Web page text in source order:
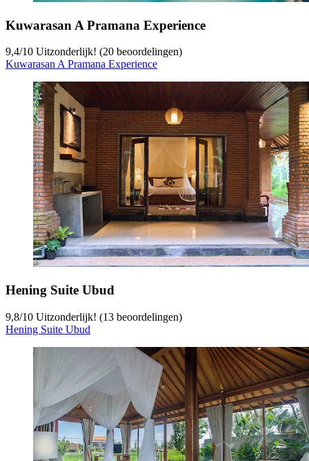
Kuwarasan A Pramana Experience
9,4/10 Uitzonderlijk! (20 beoordelingen)
Kuwarasan A Pramana Experience
Hening Suite Ubud
9,8/10 Uitzonderlijk! (13 beoordelingen)
Hening Suite Ubud